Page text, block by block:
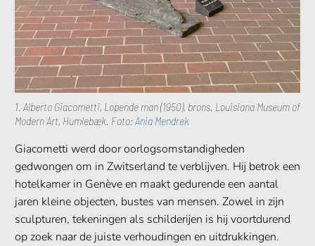
1. Alberto Giacometti, Lopende man (1950), brons. Louisiana Museum of
Modern Art, Humlebæk. Foto: Ania Mendrek
Giacometti werd door oorlogsomstandigheden
gedwongen om in Zwitserland te verblijven. Hij betrok een
hotelkamer in Genève en maakt gedurende een aantal
jaren kleine objecten, bustes van mensen. Zowel in zijn
sculpturen, tekeningen als schilderijen is hij voortdurend
op zoek naar de juiste verhoudingen en uitdrukkingen.